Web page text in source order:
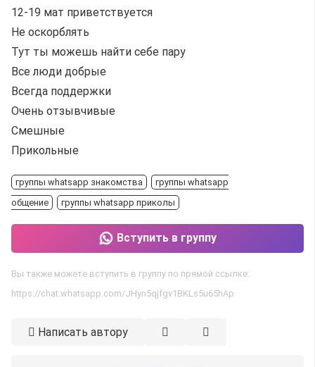
12-19 мат приветствуется
Не оскорблять
Тут ты можешь найти себе пару
Все люди добрые
Всегда поддержки
Очень отзывчивые
Смешные
Прикольные
группы whatsapp знакомства
группы whatsapp
общение
группы whatsapp приколы
Вступить в группу
Вы также можете вступить в группу по прямой ссылке:
https://chat.whatsapp.com/JHyn5qjfgv1BKLs5u65hAp
Написать автору